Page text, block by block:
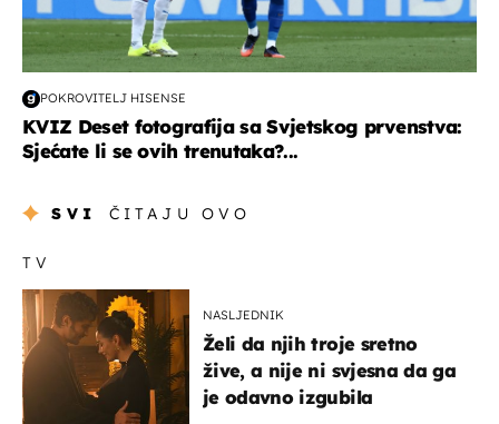
POKROVITELJ HISENSE
KVIZ Deset fotografija sa Svjetskog prvenstva:
Sjećate li se ovih trenutaka?...
SVI ČITAJU OVO
TV
NASLJEDNIK
Želi da njih troje sretno
žive, a nije ni svjesna da ga
je odavno izgubila